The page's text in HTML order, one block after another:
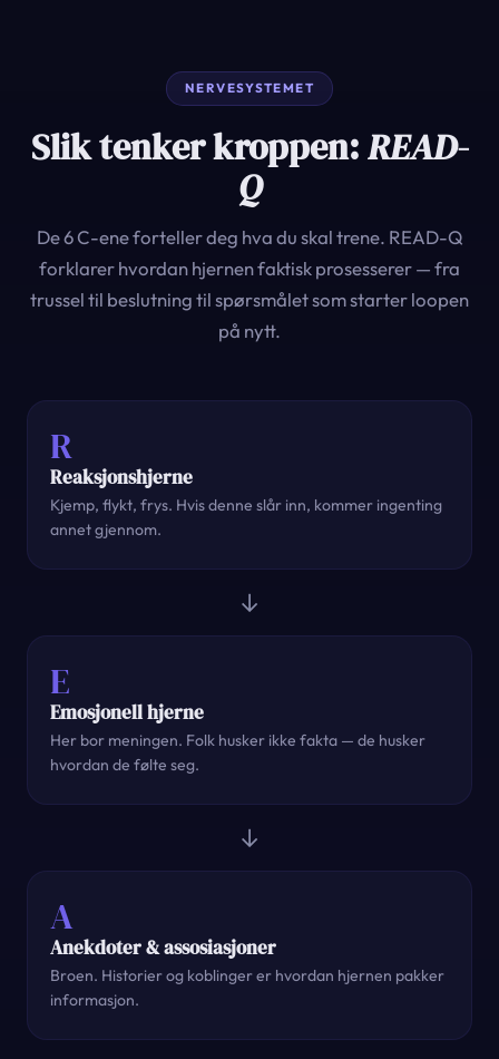
NERVESYSTEMET
Slik tenker kroppen:READ-
Q
De 6 C-ene forteller deg hva du skal trene. READ-Q
forklarer hvordan hjernen faktisk prosesserer — fra
trussel til beslutning til spørsmålet som starter loopen
på nytt.
R
Reaksjonshjerne
Kjemp, flykt, frys. Hvis denne slår inn, kommer ingenting
annet gjennom.
→
E
Emosjonell hjerne
Her bor meningen. Folk husker ikke fakta — de husker
hvordan de følte seg.
→
A
Anekdoter & assosiasjoner
Broen. Historier og koblinger er hvordan hjernen pakker
informasjon.